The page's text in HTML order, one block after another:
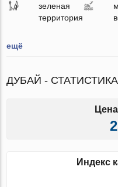
зеленая
территория
ещё
ДУБАЙ - СТАТИСТИКА
Индекс